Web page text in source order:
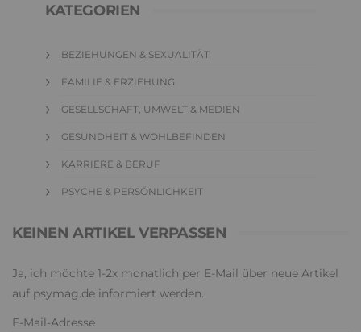
KATEGORIEN
BEZIEHUNGEN & SEXUALITÄT
FAMILIE & ERZIEHUNG
GESELLSCHAFT, UMWELT & MEDIEN
GESUNDHEIT & WOHLBEFINDEN
KARRIERE & BERUF
PSYCHE & PERSÖNLICHKEIT
KEINEN ARTIKEL VERPASSEN
Ja, ich möchte 1-2x monatlich per E-Mail über neue Artikel
auf psymag.de informiert werden.
E-Mail-Adresse